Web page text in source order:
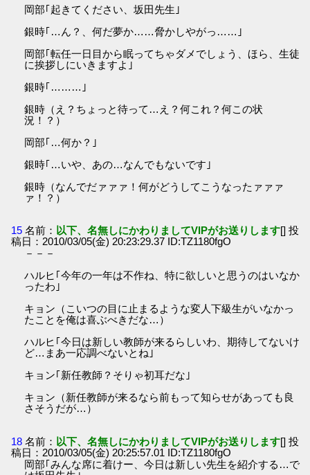
岡部｢起きてください、坂田先生｣
銀時｢…ん？、何だ夢か……脅かしやがっ……｣
岡部｢転任一日目から眠ってちゃダメでしょう、ほら、生徒
に挨拶しにいきますよ｣
銀時｢………｣
銀時（え？ちょっと待って…え？何これ？何この状
況！？）
岡部｢…何か？｣
銀時｢…いや、あの…なんでもないです｣
銀時（なんでだァァァ！何がどうしてこうなったァァァ
ァ！？）
15 名前： 以下、名無しにかわりましてVIPがお送りします[] 投
稿日：2010/03/05(金) 20:23:29.37 ID:TZ1180fgO
－－－
ハルヒ｢今年の一年は不作ね、特に欲しいと思うのはいなか
ったわ｣
キョン（こいつの目に止まるような変人下級生がいなかっ
たことを俺は喜ぶべきだな…）
ハルヒ｢今日は新しい教師が来るらしいわ、期待してないけ
ど…まあ一応調べないとね｣
キョン｢新任教師？そりゃ初耳だな｣
キョン（新任教師が来るなら前もって知らせがあっても良
さそうだが…）
18 名前： 以下、名無しにかわりましてVIPがお送りします[] 投
稿日：2010/03/05(金) 20:25:57.01 ID:TZ1180fgO
岡部｢みんな席に着けー、今日は新しい先生を紹介する…で